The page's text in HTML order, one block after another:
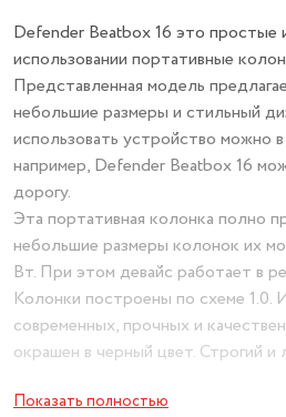
Defender Beatbox 16 это простые
использовании портативные
Представленная модель
небольшие размеры и стильный
использовать устройство можно
например, Defender Beatbox 16
дорогу.
Эта портативная колонка полно
небольшие размеры колонок их
Вт. При этом девайс работает в
Колонки построены по схеме 1.0.
современных, прочных и
окрашен в черный цвет. Строгий и
корпуса позволяет колонкам
занять своё место на рабочем
Показать полностью